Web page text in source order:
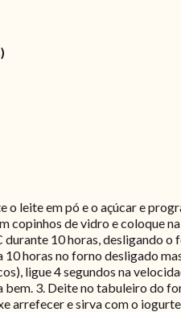
leite em pó e o açúcar e
copinhos de vidro e coloque
10 horas, desligando
horas no forno desligado
ligue 4 segundos na
bem. 3. Deite no tabuleiro do
arrefecer e sirva com o